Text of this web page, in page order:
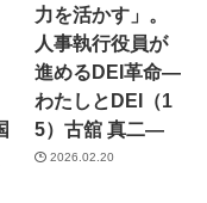
力を活かす」。
人事執行役員が
進めるDEI革命―
わたしとDEI（1
5）古舘 真二―
2026.02.20